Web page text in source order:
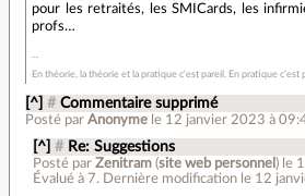
pour les retraités, les SMICards, les
profs…
En théorie, la théorie et la pratique c'est pareil. En pratique c'est
[^] # Commentaire supprimé
Posté parAnonyme le 12 janvier 2023 à
[^] # Re: Suggestions
Posté par Zenitram(site web personnel ) le
Évalué à 7. Dernière modification le 12